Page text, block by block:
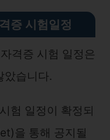
증 시험일정
격증 시험 일정은
았습니다.
험 일정이 확정되
을 통해 공지될